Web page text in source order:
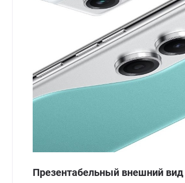
Презентабельный внешний вид